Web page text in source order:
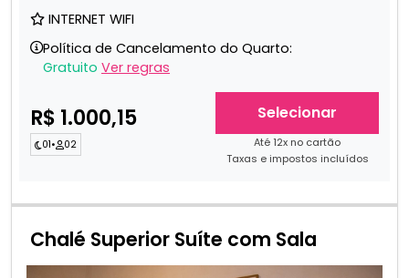
INTERNET WIFI
Política de Cancelamento do Quarto:
Gratuito Ver regras
R$ 1.000,15
01• 02
Selecionar
Até 12x no cartão
Taxas e impostos incluídos
Chalé Superior Suíte com Sala